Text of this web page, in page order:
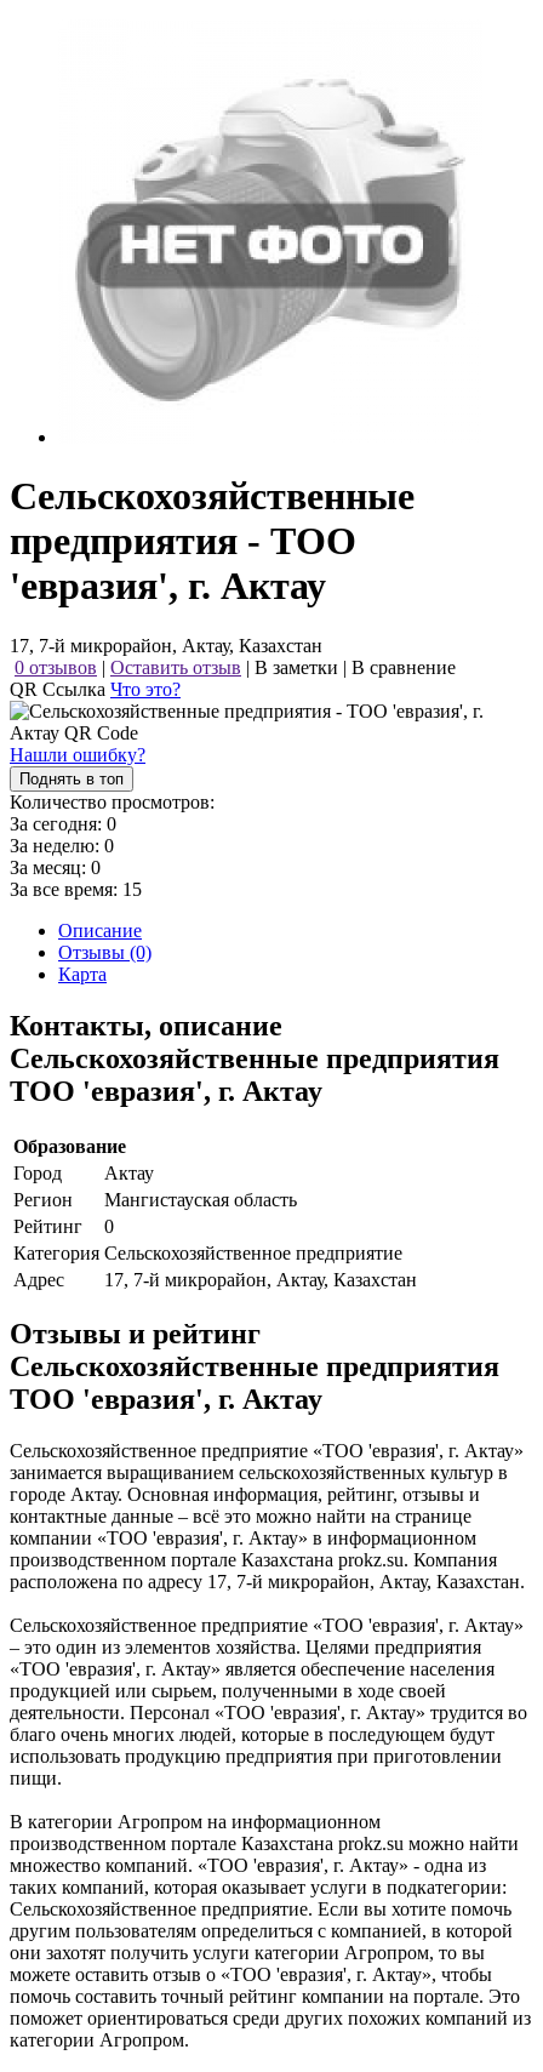
Сельскохозяйственные
предприятия - ТОО
'евразия', г. Актау
17, 7-й микрорайон, Актау, Казахстан
0 отзывов | Оставить отзыв | В заметки | В сравнение
QR Ссылка Что это?
Нашли ошибку?
Поднять в топ
Количество просмотров:
За сегодня: 0
За неделю: 0
За месяц: 0
За все время: 15
Описание
Отзывы (0)
Карта
Контакты, описание
Сельскохозяйственные предприятия
ТОО 'евразия', г. Актау
Образование
Город
Актау
Регион
Мангистауская область
Рейтинг
0
Категория Сельскохозяйственное предприятие
Адрес
17, 7-й микрорайон, Актау, Казахстан
Отзывы и рейтинг
Сельскохозяйственные предприятия
ТОО 'евразия', г. Актау
Сельскохозяйственное предприятие «ТОО 'евразия', г. Актау»
занимается выращиванием сельскохозяйственных культур в
городе Актау. Основная информация, рейтинг, отзывы и
контактные данные – всё это можно найти на странице
компании «ТОО 'евразия', г. Актау» в информационном
производственном портале Казахстана prokz.su. Компания
расположена по адресу 17, 7-й микрорайон, Актау, Казахстан.
Сельскохозяйственное предприятие «ТОО 'евразия', г. Актау»
– это один из элементов хозяйства. Целями предприятия
«ТОО 'евразия', г. Актау» является обеспечение населения
продукцией или сырьем, полученными в ходе своей
деятельности. Персонал «ТОО 'евразия', г. Актау» трудится во
благо очень многих людей, которые в последующем будут
использовать продукцию предприятия при приготовлении
пищи.
В категории Агропром на информационном
производственном портале Казахстана prokz.su можно найти
множество компаний. «ТОО 'евразия', г. Актау» - одна из
таких компаний, которая оказывает услуги в подкатегории:
Сельскохозяйственное предприятие. Если вы хотите помочь
другим пользователям определиться с компанией, в которой
они захотят получить услуги категории Агропром, то вы
можете оставить отзыв о «ТОО 'евразия', г. Актау», чтобы
помочь составить точный рейтинг компании на портале. Это
поможет ориентироваться среди других похожих компаний из
категории Агропром.